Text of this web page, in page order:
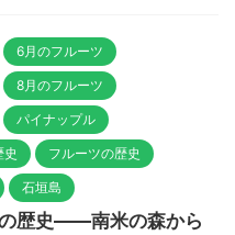
6月のフルーツ
8月のフルーツ
パイナップル
フルーツの歴史
石垣島
歴史——南米の森から